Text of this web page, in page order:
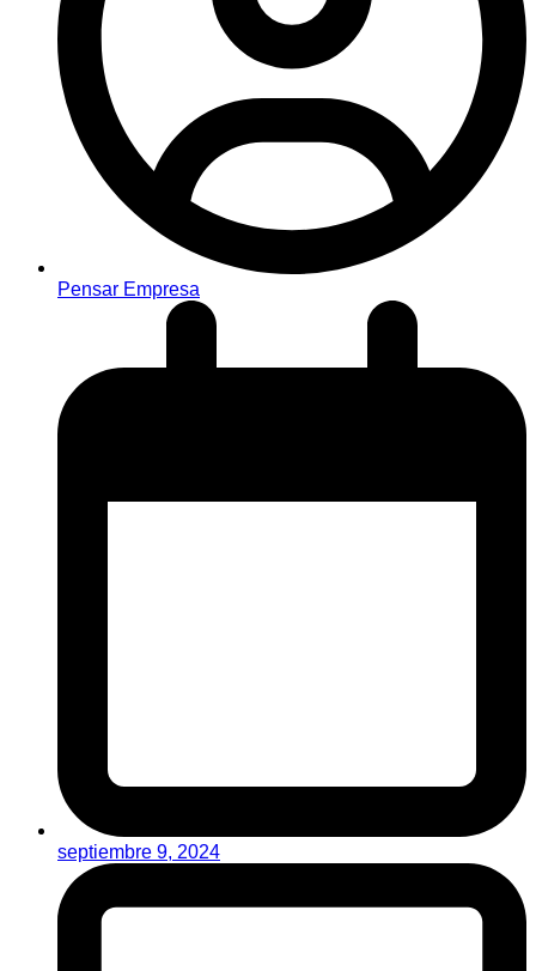
Pensar Empresa
septiembre 9, 2024